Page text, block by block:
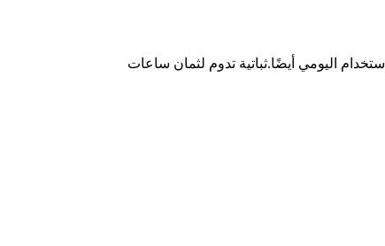
اليومي أيضًا.ثباتية تدوم لثمان ساعات